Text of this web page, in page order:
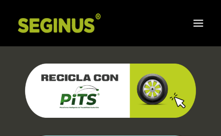
Inicio
Corporativo
Sistema de Gestion Integral